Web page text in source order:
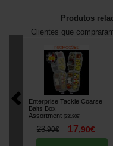
Produtos
Clientes que
Enterprise Tackle Coarse
Baits Box
Assortment [231909]
23,90€ 17,90€